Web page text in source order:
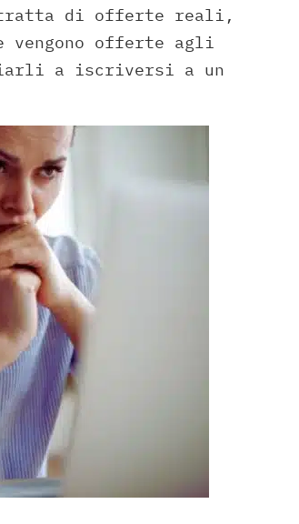
tratta di offerte reali,
vengono offerte agli
a iscriversi a un